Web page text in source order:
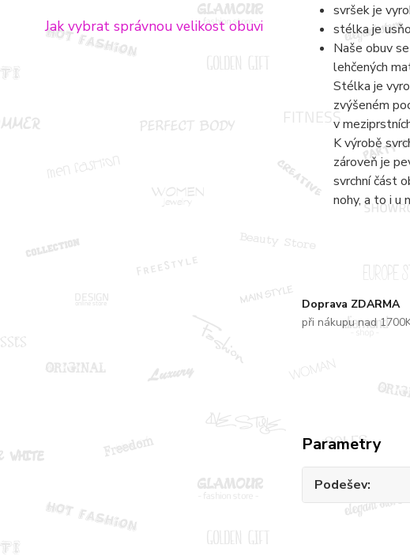
Jak vybrat správnou velikost obuvi
Doprava ZDARMA
při nákupu nad
svršek je
stélka je
Naše obuv
lehčených
Stélka je
zvýšeném
v
K výrobě
zároveň je
svrchní část
nohy, a to i u
Parametry
Podešev